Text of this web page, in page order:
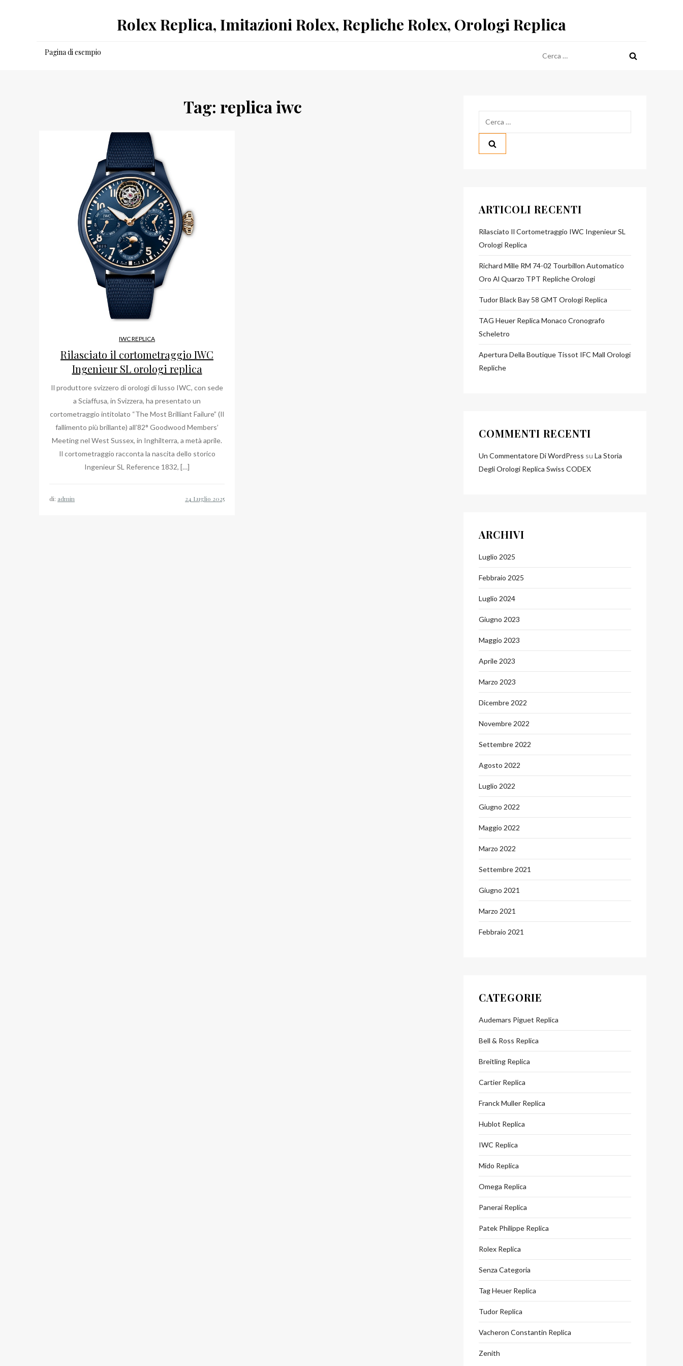
Rolex Replica, Imitazioni Rolex, Repliche Rolex, Orologi Replica
Pagina di esempio
per:
Tag: replica iwc
IWC REPLICA
Rilasciato il cortometraggio IWC
Ingenieur SL orologi replica
Il produttore svizzero di orologi di lusso IWC, con sede
a Sciaffusa, in Svizzera, ha presentato un
cortometraggio intitolato “The Most Brilliant Failure” (Il
fallimento più brillante) all’82° Goodwood Members’
Meeting nel West Sussex, in Inghilterra, a metà aprile.
Il cortometraggio racconta la nascita dello storico
Ingenieur SL Reference 1832, […]
di: admin
ARTICOLI RECENTI
Rilasciato Il Cortometraggio IWC Ingenieur SL
Orologi Replica
Richard Mille RM 74-02 Tourbillon Automatico
Oro Al Quarzo TPT Repliche Orologi
Tudor Black Bay 58 GMT Orologi Replica
TAG Heuer Replica Monaco Cronografo
Scheletro
Apertura Della Boutique Tissot IFC Mall Orologi
Repliche
COMMENTI RECENTI
Un Commentatore Di WordPress su La Storia
Degli Orologi Replica Swiss CODEX
ARCHIVI
Luglio 2025
Febbraio 2025
Luglio 2024
Giugno 2023
Maggio 2023
Aprile 2023
Marzo 2023
Dicembre 2022
Novembre 2022
Settembre 2022
Agosto 2022
Luglio 2022
Giugno 2022
Maggio 2022
Marzo 2022
Settembre 2021
Giugno 2021
Marzo 2021
Febbraio 2021
CATEGORIE
Audemars Piguet Replica
Bell & Ross Replica
Breitling Replica
Cartier Replica
Franck Muller Replica
Hublot Replica
IWC Replica
Mido Replica
Omega Replica
Panerai Replica
Patek Philippe Replica
Rolex Replica
Senza Categoria
Tag Heuer Replica
Tudor Replica
Vacheron Constantin Replica
Zenith